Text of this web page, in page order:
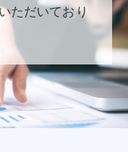
ただいており